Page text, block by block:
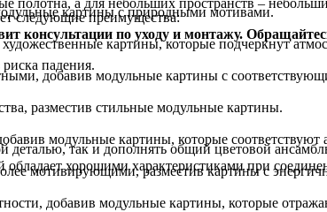
картины с природными мотивами.
картины, которые подчеркнут
добавив модульные картины с
разместив стильные модульные картины.
модульные картины, которые соответствуют
мотивирующими, разместив картины с
добавив модульные картины, которые
следующие преимущества:
падения.
хорошими характеристиками при
полотна, а для небольших пространств –
деталью, так и дополнять общий цветовой
консультации по уходу и монтажу.